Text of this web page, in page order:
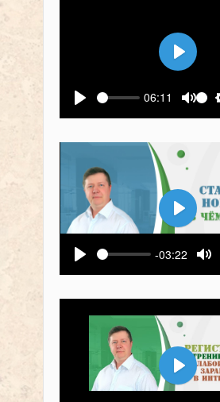
Воспроизвести
06:11
Воспроизвести
-03:22